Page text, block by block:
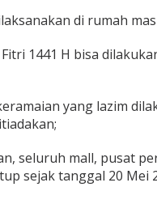
di rumah
1441 H bisa
yang lazim
seluruh mall, pusat
sejak tanggal 20 Mei